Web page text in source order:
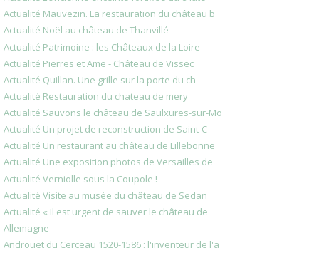
Actualité Mauvezin. La restauration du château b
Actualité Noël au château de Thanvillé
Actualité Patrimoine : les Châteaux de la Loire
Actualité Pierres et Ame - Château de Vissec
Actualité Quillan. Une grille sur la porte du ch
Actualité Restauration du chateau de mery
Actualité Sauvons le château de Saulxures-sur-Mo
Actualité Un projet de reconstruction de Saint-C
Actualité Un restaurant au château de Lillebonne
Actualité Une exposition photos de Versailles de
Actualité Verniolle sous la Coupole !
Actualité Visite au musée du château de Sedan
Actualité « Il est urgent de sauver le château de
Allemagne
Androuet du Cerceau 1520-1586 : l'inventeur de l'a